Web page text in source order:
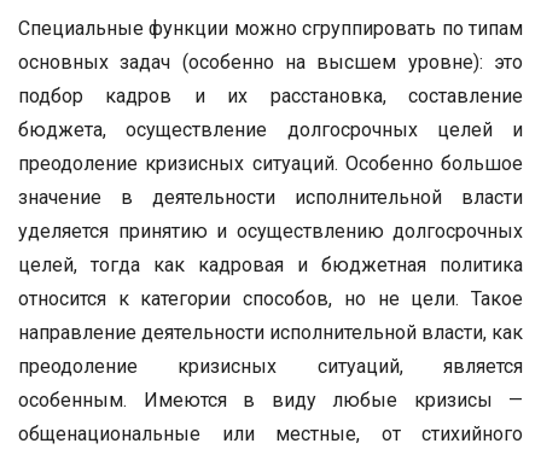
Специальные функции можно сгруппировать по типам
основных задач (особенно на высшем уровне): это
подбор кадров и их расстановка, составление
бюджета, осуществление долгосрочных целей и
преодоление кризисных ситуаций. Особенно большое
значение в деятельности исполнительной власти
уделяется принятию и осуществлению долгосрочных
целей, тогда как кадровая и бюджетная политика
относится к категории способов, но не цели. Такое
направление деятельности исполнительной власти, как
преодоление кризисных ситуаций, является
особенным. Имеются в виду любые кризисы —
общенациональные или местные, от стихийного